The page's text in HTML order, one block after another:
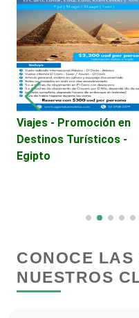
Centros
Cerrajerías
Cibercafés
Clínicas de
Clínicas de
Clubes
Viajes - Promoción en
Destinos Turísticos -
Egipto
CONOCE LAS
NUESTROS